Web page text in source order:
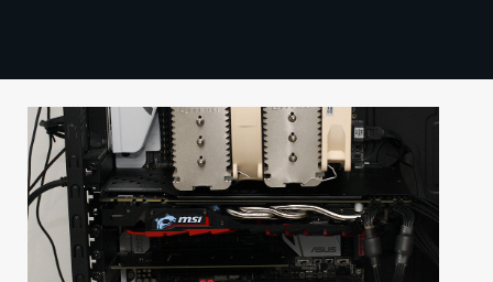
TECHBBS
TIETOA
HINTA.FI
KAUPPA
VAIHDA TEEMA